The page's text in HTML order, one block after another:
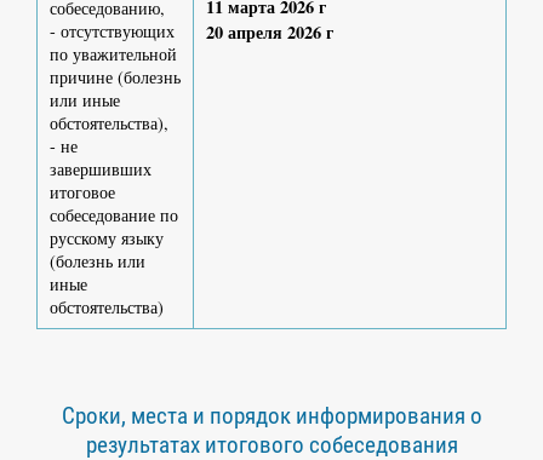
собеседованию,
- отсутствующих
по уважительной
причине (болезнь
или иные
обстоятельства),
- не
завершивших
итоговое
собеседование по
русскому языку
(болезнь или
иные
обстоятельства)
11 марта 2026 г
20 апреля 2026 г
Сроки, места и порядок информирования о
результатах итогового собеседования